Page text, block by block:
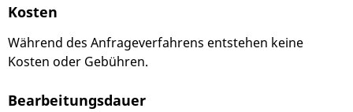
Kosten
Während des Anfrageverfahrens entstehen keine
Kosten oder Gebühren.
Bearbeitungsdauer